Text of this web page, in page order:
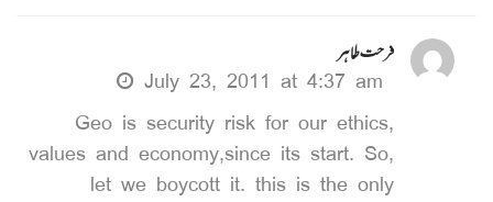
فرحت طاہر
July 23, 2011 at 4:37 am
Geo is security risk for our ethics,
values and economy,since its start. So,
let we boycott it. this is the only